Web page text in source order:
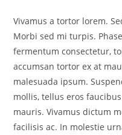
Vivamus a tortor lorem.
Morbi sed mi turpis.
fermentum consectetur,
accumsan tortor ex at
malesuada ipsum.
mollis, tellus eros
mauris. Vivamus dictum
facilisis ac. In molestie